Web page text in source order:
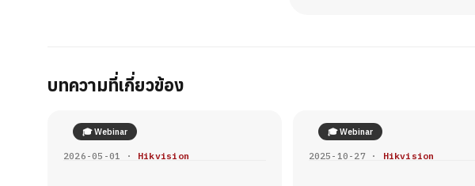
บทความที่เกี่ยวข้อง
🎓 Webinar
2026-05-01 · Hikvision
🎓 Webinar
2025-10-27 · Hikvision